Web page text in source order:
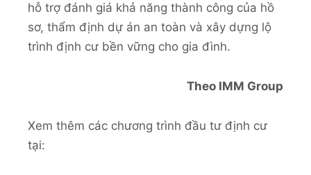
hỗ trợ đánh giá khả năng thành công của hồ
sơ, thẩm định dự án an toàn và xây dựng lộ
trình định cư bền vững cho gia đình.
Theo IMM Group
Xem thêm các chương trình đầu tư định cư
tại: